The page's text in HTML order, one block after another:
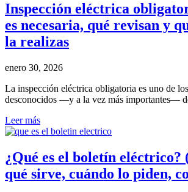
Inspección eléctrica
es necesaria, qué revisan y
la realizas
enero 30, 2026
La inspección eléctrica obligatoria es uno de
desconocidos —y a la vez más importantes—
Leer más
¿Qué es el boletín
qué sirve, cuándo lo piden,